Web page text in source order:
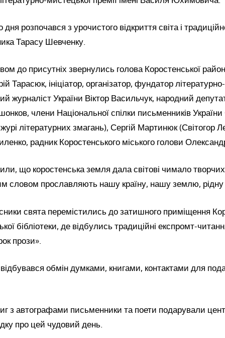
дня розпочався з урочистого відкриття світа і
Тарасу Шевченку.
до присутніх звернулись голова Коростенської
Тарасюк, ініціатор, організатор, фундатор
журналіст України Віктор Васильчук, народний
члени Національної спілки письменників
літературних змагань), Сергій Мартинюк (Світогор
радник Коростенського міського голови
що коростенська земля дала світові чимало
словом прославляють нашу країну, нашу землю, рідну
свята перемістились до затишного приміщення
бібліотеки, де відбулись традиційні експромт-
прози».
обмін думками, книгами, контактами для
з автографами письменники та поети подарували
про цей чудовий день.